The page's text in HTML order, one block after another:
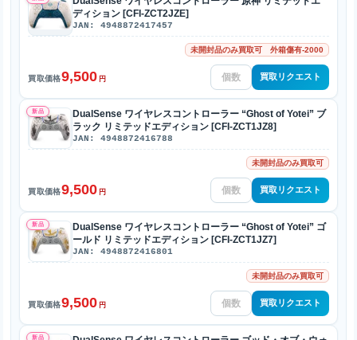
ディション [CFI-ZCT2JZE]
JAN: 4948872417457
未開封品のみ買取可 外箱傷有-2000
買取価格9,500 円 買取リクエスト
新品
DualSense ワイヤレスコントローラー “Ghost of Yotei” ブ
ラック リミテッドエディション [CFI-ZCT1JZ8]
JAN: 4948872416788
未開封品のみ買取可
買取価格9,500 円 買取リクエスト
新品
DualSense ワイヤレスコントローラー “Ghost of Yotei” ゴ
ールド リミテッドエディション [CFI-ZCT1JZ7]
JAN: 4948872416801
未開封品のみ買取可
買取価格9,500 円 買取リクエスト
新品